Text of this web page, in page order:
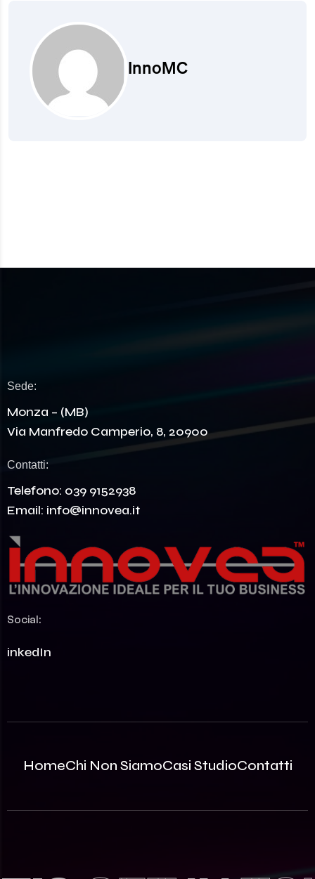
InnoMC
Sede:
Monza – (MB)
Via Manfredo Camperio, 8, 20900
Contatti:
Telefono: 039 9152938
Email: info@innovea.it
Social:
LinkedIn
HomeChi Non SiamoCasi StudioContatti